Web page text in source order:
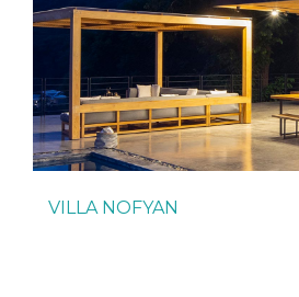
VILLA NOFYAN